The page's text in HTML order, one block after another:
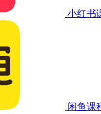
小红书
闲鱼课